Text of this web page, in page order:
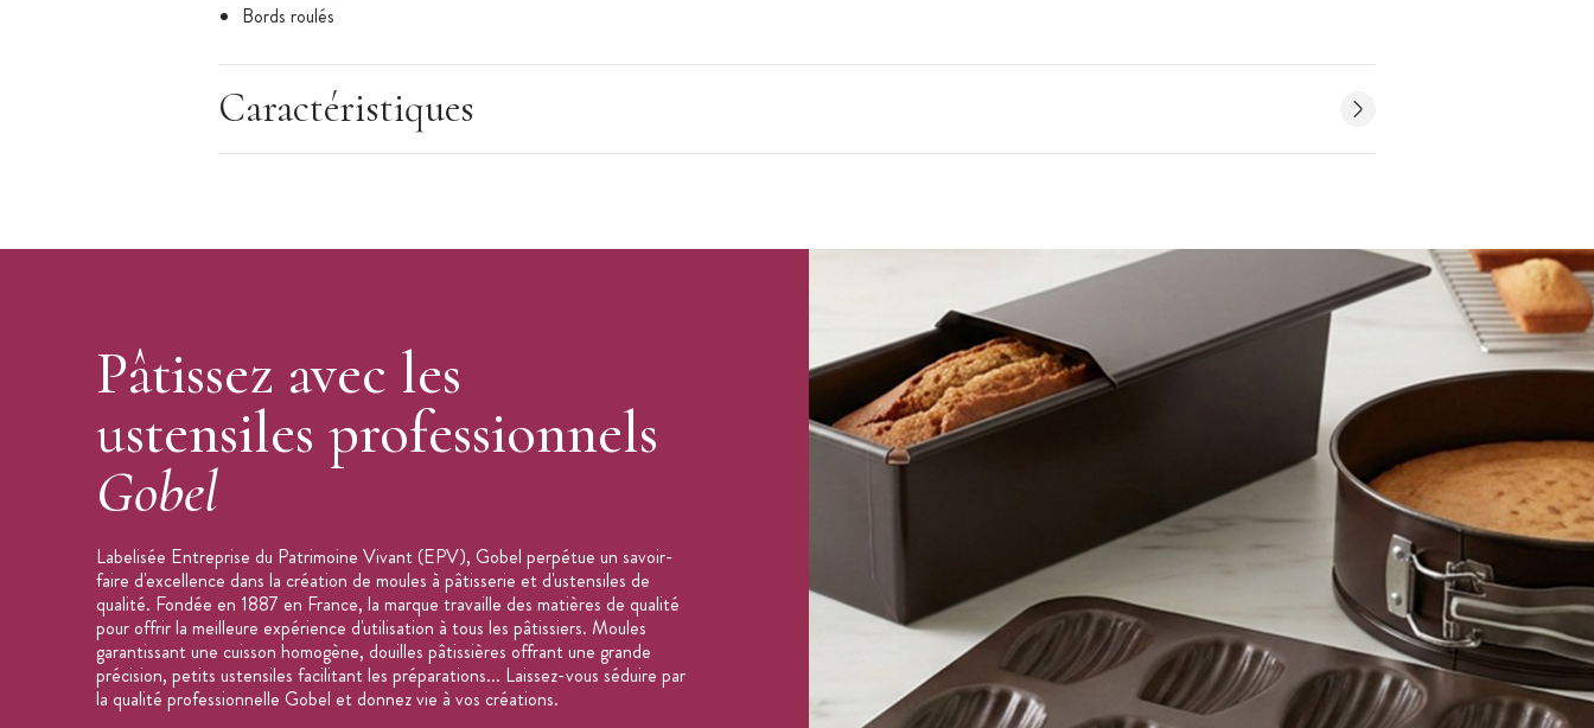
Bords roulés
Vendu à l'unité
Fabriqué en France
Caractéristiques
Pâtissez avec les
ustensiles professionnels
Gobel
Labelisée Entreprise du Patrimoine Vivant (EPV), Gobel perpétue un savoir-
faire d'excellence dans la création de moules à pâtisserie et d'ustensiles de
qualité. Fondée en 1887 en France, la marque travaille des matières de qualité
pour offrir la meilleure expérience d'utilisation à tous les pâtissiers. Moules
garantissant une cuisson homogène, douilles pâtissières offrant une grande
précision, petits ustensiles facilitant les préparations... Laissez-vous séduire par
la qualité professionnelle Gobel et donnez vie à vos créations.